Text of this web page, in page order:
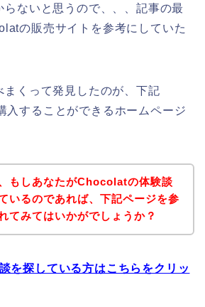
らないと思うので、、、記事の最
の販売サイトを参考にしていた
まくって発見したのが、下記
入することができるホームページ
もしあなたがChocolatの体験談
いるのであれば、下記ページを参
てみてはいかがでしょうか？
を探している方はこちらをクリッ